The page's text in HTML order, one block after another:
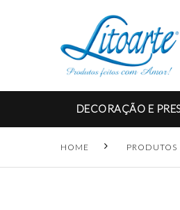
DECORAÇÃO E
HOME PRODUTOS